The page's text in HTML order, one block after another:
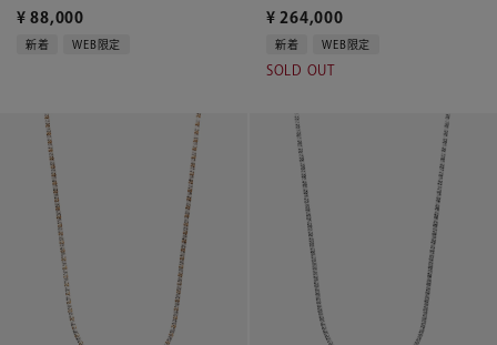
¥ 88,000
新着 WEB限定
¥ 264,000
新着 WEB限定
SOLD OUT